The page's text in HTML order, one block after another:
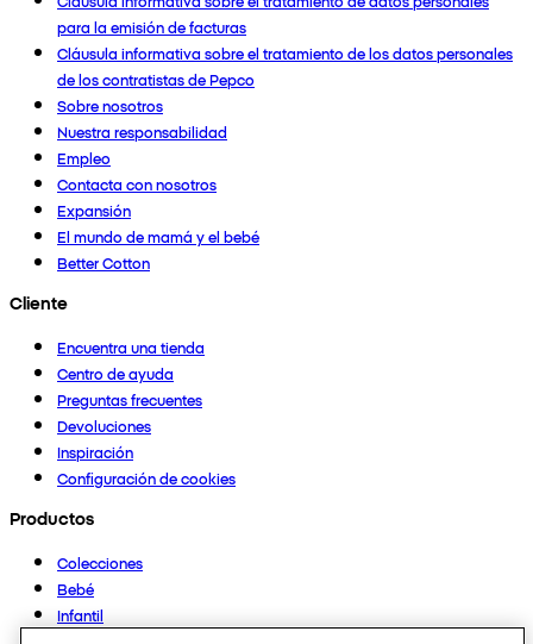
para la emisión de facturas
Cláusula informativa sobre el tratamiento de los datos personales
de los contratistas de Pepco
Sobre nosotros
Nuestra responsabilidad
Empleo
Contacta con nosotros
Expansión
El mundo de mamá y el bebé
Better Cotton
Cliente
Encuentra una tienda
Centro de ayuda
Preguntas frecuentes
Devoluciones
Inspiración
Configuración de cookies
Productos
Colecciones
Bebé
Infantil